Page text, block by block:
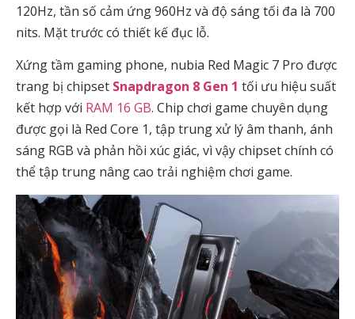
120Hz, tần số cảm ứng 960Hz và độ sáng tối đa là 700
nits. Mặt trước có thiết kế đục lỗ.
Xứng tầm gaming phone, nubia Red Magic 7 Pro được
trang bị chipset Snapdragon 8 Gen 1 tối ưu hiệu suất
kết hợp với RAM 16 GB. Chip chơi game chuyên dụng
được gọi là Red Core 1, tập trung xử lý âm thanh, ánh
sáng RGB và phản hồi xúc giác, vì vậy chipset chính có
thể tập trung nâng cao trải nghiệm chơi game.